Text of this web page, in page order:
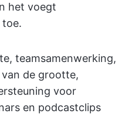
het voegt
teamsamenwerking,
de grootte,
voor
en podcastclips